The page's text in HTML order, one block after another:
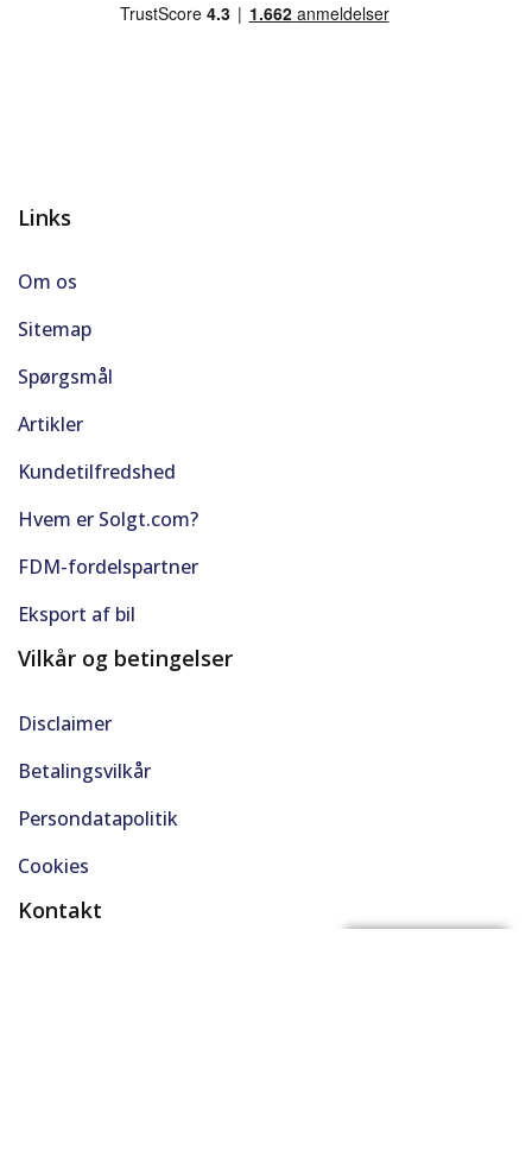
Links
Om os
Sitemap
Spørgsmål
Artikler
Kundetilfredshed
Hvem er Solgt.com?
FDM-fordelspartner
Eksport af bil
Vilkår og betingelser
Disclaimer
Betalingsvilkår
Persondatapolitik
Cookies
Kontakt